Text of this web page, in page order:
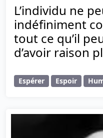
L’individu ne
indéfiniment
tout ce qu’il
d’avoir raison
Espérer Espoir